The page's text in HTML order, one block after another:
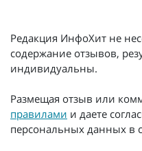
Редакция ИнфоХит не
содержание отзывов,
индивидуальны.
Размещая отзыв или
правилами и даете
персональных данных в